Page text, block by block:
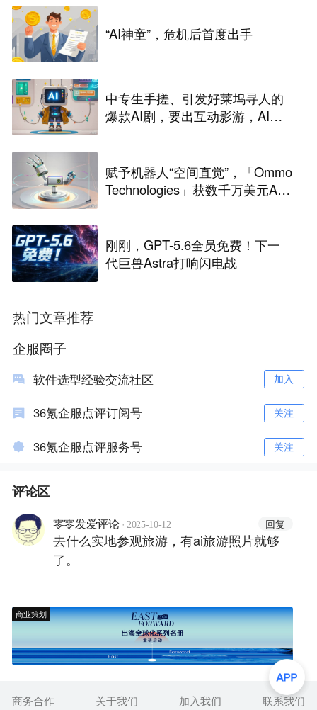
“AI神童”，危机后首度出手
中专生手搓、引发好莱坞寻人的
爆款AI剧，要出互动影游，AI剧
赋予机器人“空间直觉”，「Ommo
Technologies」获数千万美元A轮
刚刚，GPT-5.6全员免费！下一
代巨兽Astra打响闪电战
热门文章推荐
企服圈子
软件选型经验交流社区 加入
36氪企服点评订阅号 关注
36氪企服点评服务号 关注
评论区
零零发爱评论 · 2025-10-12 回复
去什么实地参观旅游，有ai旅游照片就够
了。
商业策划
商务合作 关于我们 加入我们 联系我们